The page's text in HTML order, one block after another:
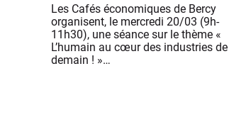
Les Cafés économiques de Bercy
organisent, le mercredi 20/03 (9h-
11h30), une séance sur le thème «
L’humain au cœur des industries de
demain ! »…